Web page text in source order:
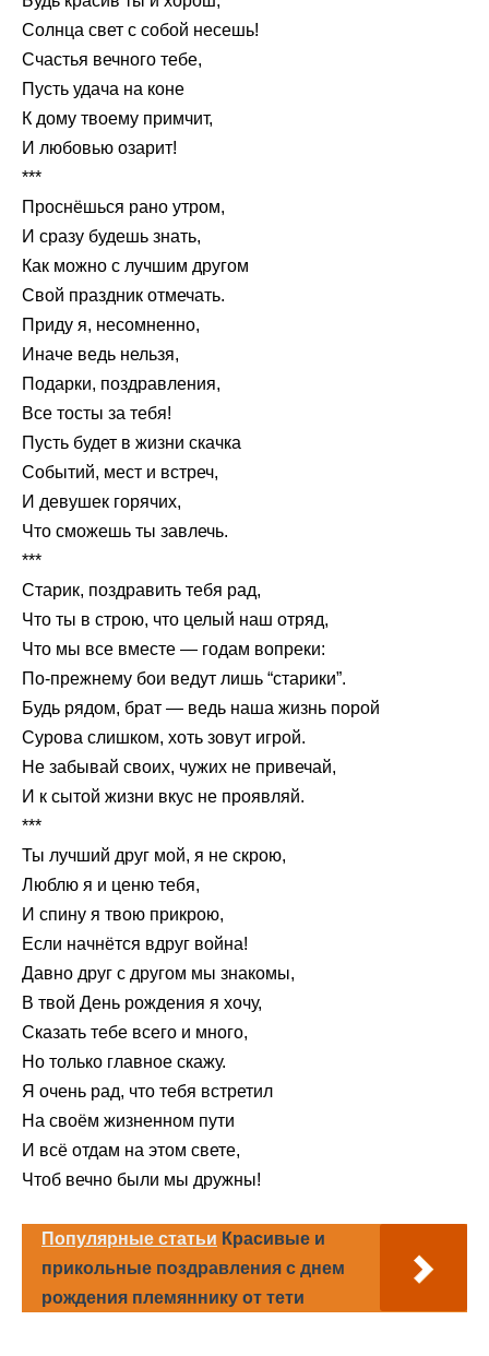
Солнца свет с собой несешь!
Счастья вечного тебе,
Пусть удача на коне
К дому твоему примчит,
И любовью озарит!
***
Проснёшься рано утром,
И сразу будешь знать,
Как можно с лучшим другом
Свой праздник отмечать.
Приду я, несомненно,
Иначе ведь нельзя,
Подарки, поздравления,
Все тосты за тебя!
Пусть будет в жизни скачка
Событий, мест и встреч,
И девушек горячих,
Что сможешь ты завлечь.
***
Старик, поздравить тебя рад,
Что ты в строю, что целый наш отряд,
Что мы все вместе — годам вопреки:
По-прежнему бои ведут лишь “старики”.
Будь рядом, брат — ведь наша жизнь порой
Сурова слишком, хоть зовут игрой.
Не забывай своих, чужих не привечай,
И к сытой жизни вкус не проявляй.
***
Ты лучший друг мой, я не скрою,
Люблю я и ценю тебя,
И спину я твою прикрою,
Если начнётся вдруг война!
Давно друг с другом мы знакомы,
В твой День рождения я хочу,
Сказать тебе всего и много,
Но только главное скажу.
Я очень рад, что тебя встретил
На своём жизненном пути
И всё отдам на этом свете,
Чтоб вечно были мы дружны!
Популярные статьи Красивые и
прикольные поздравления с днем
рождения племяннику от тети